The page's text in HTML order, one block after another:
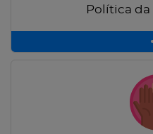
Política da